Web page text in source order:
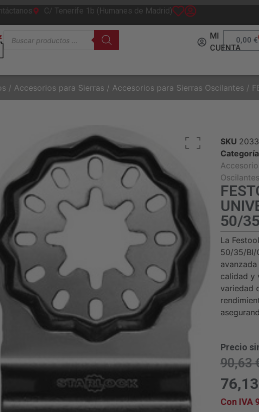
C/ Tenerife 1b (Humanes de Madrid)
MI
CUENTA
0,00 €
/ Accesorios para Sierras / Accesorios para Sierras Oscilantes /
SKU
Oscilantes
50/
La
50/35/BI/
calidad y
variedad
Precio
90,63
76,13
Con IVA